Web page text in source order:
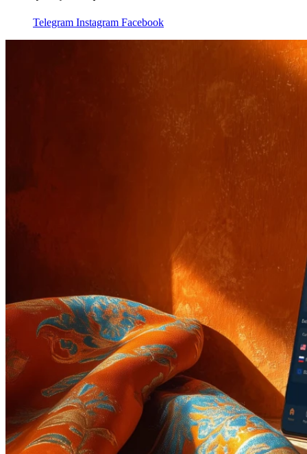
Telegram Instagram Facebook